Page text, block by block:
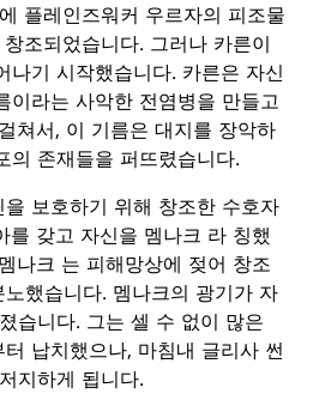
플레인즈워커 우르자의 피조물
조되었습니다. 그러나 카른이
나기 시작했습니다. 카른은 자신
이라는 사악한 전염병을 만들고
쳐서, 이 기름은 대지를 장악하
의 존재들을 퍼뜨렸습니다.
보호하기 위해 창조한 수호자
를 갖고 자신을 멤나크 라 칭했
나크 는 피해망상에 젖어 창조
했습니다. 멤나크의 광기가 자
습니다. 그는 셀 수 없이 많은
납치했으나, 마침내 글리사 썬
지하게 됩니다.